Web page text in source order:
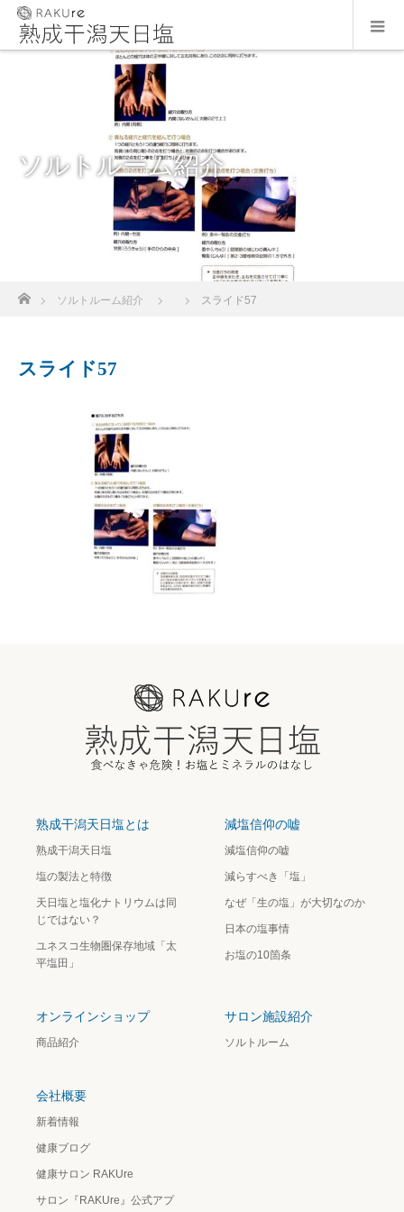
ソルトルーム紹介
ソルトルーム紹介 スライド57
スライド57
熟成干潟天日塩とは
熟成干潟天日塩
塩の製法と特徴
天日塩と塩化ナトリウムは同
じではない？
ユネスコ生物圏保存地域「太
平塩田」
減塩信仰の嘘
減塩信仰の嘘
減らすべき「塩」
なぜ「生の塩」が大切なのか
日本の塩事情
お塩の10箇条
オンラインショップ
商品紹介
サロン施設紹介
ソルトルーム
会社概要
新着情報
健康ブログ
健康サロン RAKUre
サロン『RAKUre』公式アプ